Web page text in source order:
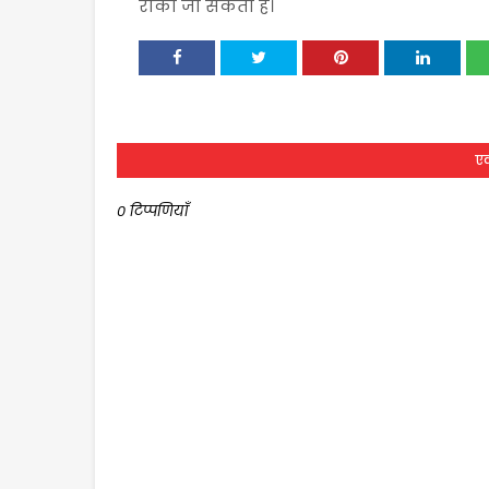
रोका जा सकता है।
0 टिप्पणियाँ